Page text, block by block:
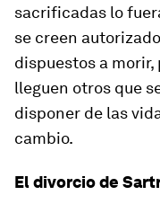
sacrificadas lo
se creen
dispuestos a morir,
lleguen otros que
disponer de las
cambio.
El divorcio de